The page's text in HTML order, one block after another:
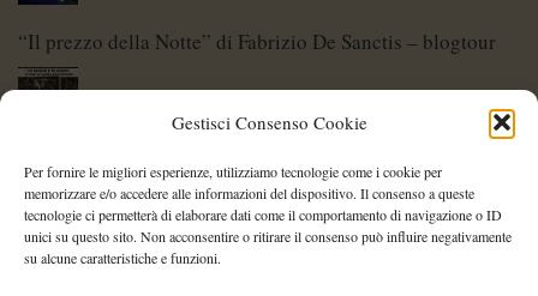
Gestisci Consenso Cookie
Per fornire le migliori esperienze, utilizziamo tecnologie come i cookie per
memorizzare e/o accedere alle informazioni del dispositivo. Il consenso a queste
tecnologie ci permetterà di elaborare dati come il comportamento di navigazione o ID
unici su questo sito. Non acconsentire o ritirare il consenso può influire negativamente
su alcune caratteristiche e funzioni.
“Il prezzo della Notte” di Fabrizio De Sanctis – blogtour
Di Spade e di Eroi – Storie di Lame Leggendarie